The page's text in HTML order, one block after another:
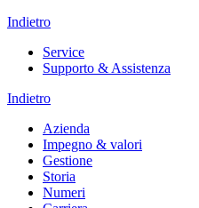
Indietro
Service
Supporto & Assistenza
Indietro
Azienda
Impegno & valori
Gestione
Storia
Numeri